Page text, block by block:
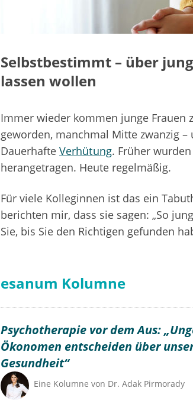
Selbstbestimmt – über
lassen wollen
Immer wieder kommen junge Frauen
geworden, manchmal Mitte zwanzig
Dauerhafte Verhütung. Früher
herangetragen. Heute regelmäßig.
Für viele Kolleginnen ist das ein
berichten mir, dass sie sagen: „So
Sie, bis Sie den Richtigen gefunden
esanum Kolumne
Psychotherapie vor dem Aus:
Ökonomen entscheiden über
Gesundheit“
Eine Kolumne von Dr. Adak Pirmorady